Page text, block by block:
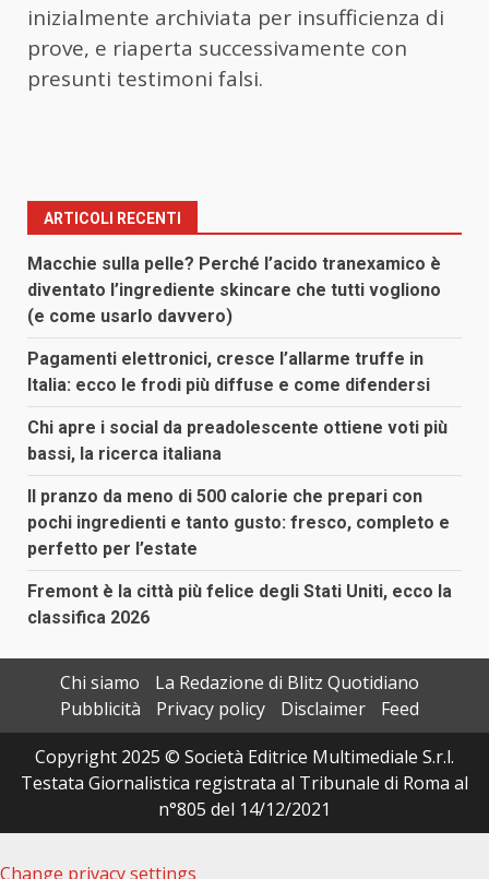
inizialmente archiviata per insufficienza di
prove, e riaperta successivamente con
presunti testimoni falsi.
ARTICOLI RECENTI
Macchie sulla pelle? Perché l’acido tranexamico è
diventato l’ingrediente skincare che tutti vogliono
(e come usarlo davvero)
Pagamenti elettronici, cresce l’allarme truffe in
Italia: ecco le frodi più diffuse e come difendersi
Chi apre i social da preadolescente ottiene voti più
bassi, la ricerca italiana
Il pranzo da meno di 500 calorie che prepari con
pochi ingredienti e tanto gusto: fresco, completo e
perfetto per l’estate
Fremont è la città più felice degli Stati Uniti, ecco la
classifica 2026
Chi siamo
La Redazione di Blitz Quotidiano
Pubblicità
Privacy policy Disclaimer
Feed
Copyright 2025 © Società Editrice Multimediale S.r.l.
Testata Giornalistica registrata al Tribunale di Roma al
n°805 del 14/12/2021
Change privacy settings